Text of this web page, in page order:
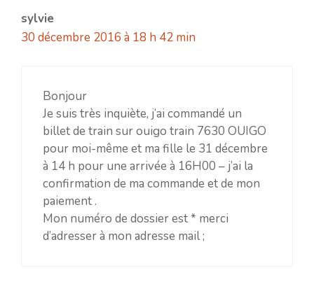
sylvie
30 décembre 2016 à 18 h 42 min
Bonjour
Je suis très inquiète, j’ai commandé un
billet de train sur ouigo train 7630 OUIGO
pour moi-même et ma fille le 31 décembre
à 14 h pour une arrivée à 16H00 – j’ai la
confirmation de ma commande et de mon
paiement .
Mon numéro de dossier est * merci
d’adresser à mon adresse mail ;